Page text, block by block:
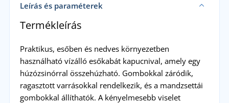
Leírás és paraméterek
Termékleírás
Praktikus, esőben és nedves környezetben
használható vízálló esőkabát kapucnival, amely egy
húzózsinórral összehúzható. Gombokkal záródik,
ragasztott varrásokkal rendelkezik, és a mandzsettái
gombokkal állíthatók. A kényelmesebb viselet